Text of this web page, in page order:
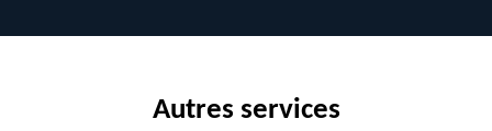
Autres services